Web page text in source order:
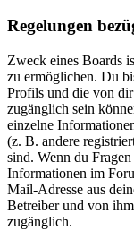
Regelungen
Zweck eines Boards
zu ermöglichen. Du
Profils und die von
zugänglich sein
einzelne
(z. B. andere
sind. Wenn du Fragen
Informationen im
Mail-Adresse aus
Betreiber und von
zugänglich.